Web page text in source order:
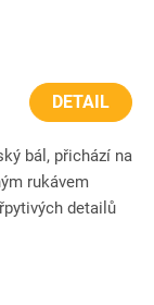
DETAIL
bál, přichází na
rukávem
detailů